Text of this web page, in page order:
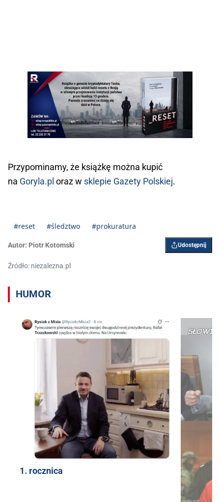
Przypominamy, że książkę można kupić
na Goryla.pl oraz w sklepie Gazety Polskiej.
#reset #śledztwo #prokuratura
Autor: Piotr Kotomski Udostępnij
Źródło: niezalezna.pl
HUMOR
1. rocznica